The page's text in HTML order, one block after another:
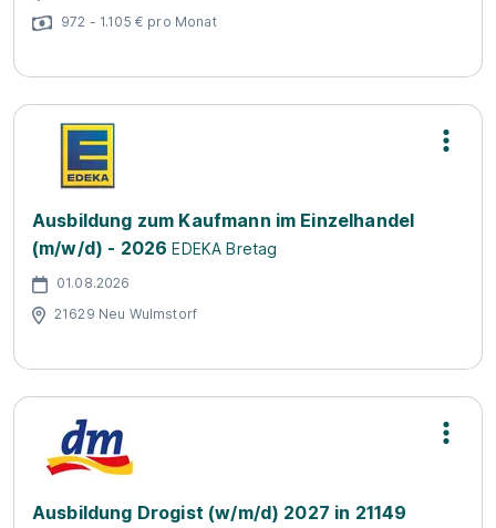
972 - 1.105 € pro Monat
Ausbildung zum Kaufmann im Einzelhandel
(m/w/d) - 2026 EDEKA Bretag
01.08.2026
21629 Neu Wulmstorf
Ausbildung Drogist (w/m/d) 2027 in 21149